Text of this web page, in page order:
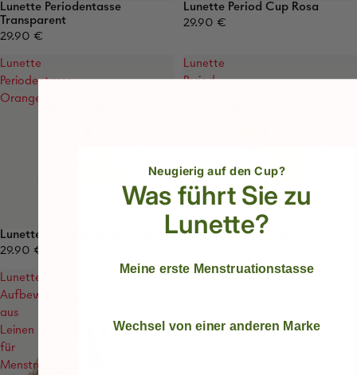
Lunette Periodentasse
Transparent
29.90 €
Lunette Period Cup Rosa
29.90 €
Lunette
Periodentasse
Orange
Lunette Periodentasse Orange
29.90 €
Lunette
Period
Lunette Period Cup Gelb
Lunette-
Aufbewahrungsbeutel
aus
Leinen
für
Menstruationstassen
Neugierig auf den Cup?
Was führt Sie zu
Lunette?
Meine erste Menstruationstasse
Wechsel von einer anderen Marke